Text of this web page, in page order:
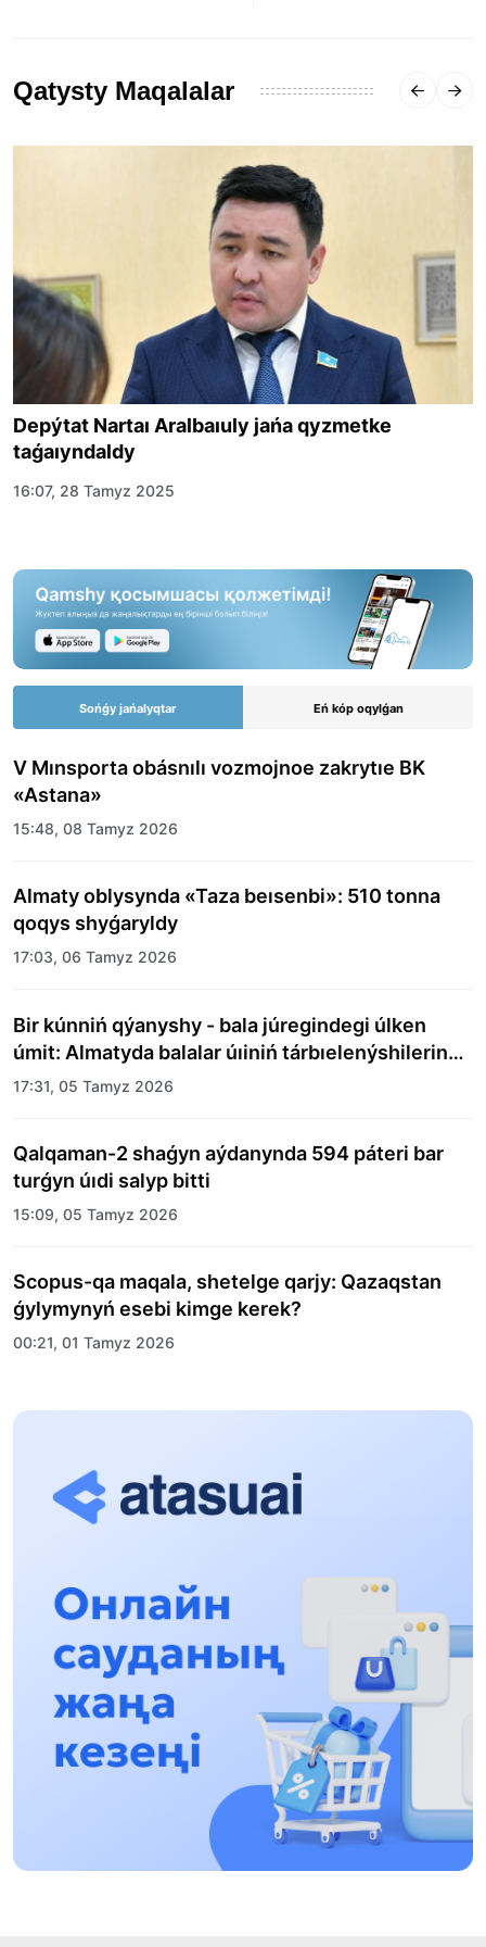
Qatysty Maqalalar
Depýtat Nartaı Aralbaıuly jańa qyzmetke
taǵaıyndaldy
16:07, 28 Tamyz 2025
Sońǵy jańalyqtar Eń kóp oqylǵan
V Mınsporta obásnılı vozmojnoe zakrytıe BK
«Astana»
15:48, 08 Tamyz 2026
Almaty oblysynda «Taza beısenbi»: 510 tonna
qoqys shyǵaryldy
17:03, 06 Tamyz 2026
Bir kúnniń qýanyshy - bala júregindegi úlken
úmit: Almatyda balalar úıiniń tárbıelenýshilerine
merekelik kún uıymdastyryldy
17:31, 05 Tamyz 2026
Qalqaman-2 shaǵyn aýdanynda 594 páteri bar
turǵyn úıdi salyp bitti
15:09, 05 Tamyz 2026
Scopus-qa maqala, shetelge qarjy: Qazaqstan
ǵylymynyń esebi kimge kerek?
00:21, 01 Tamyz 2026
«Zań kerýeni» jobasy: Abaı oblysynda quqyqtyq
17:31, 31 Shilde 2026
13:13, 30 Shilde 2026
Asqat Asylbekov: Kúshti bılikke kúshti tulǵalar
kerek!
12:01, 28 Shilde 2026
Abzal Dostıar: Dýman Muhametkárimdi Almaty
túrmesine aýystyrýy múmkin
16:15, 27 Shilde 2026